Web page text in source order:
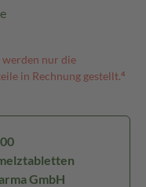
werden nur die
in Rechnung gestellt.⁴
GmbH